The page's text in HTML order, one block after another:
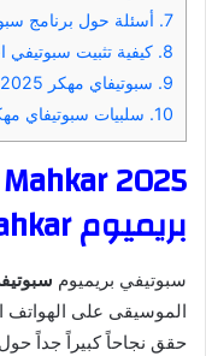
7. أسئلة حول برنامج
8. كيفية تثبيت
9. سبوتيفاي مهكر 2025 اخر اصدار سبوتيفاي مهكر
10. سلبيات سبوتيفاي مهكر 2025، اخر اصدار سبوتيفاي
بريميوم Subtify Mahkar
سبوتيفي بريميوم
الموسيقى على الهواتف
حقق نجاحاً كبيراً جداً